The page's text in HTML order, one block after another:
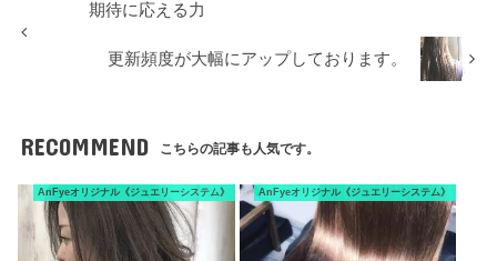
期待に応える力
更新頻度が大幅にアップしております。
RECOMMEND こちらの記事も人気です。
AnFyeオリジナル《ジュエリーシステム》 AnFyeオリジナル《ジュエリーシステム》